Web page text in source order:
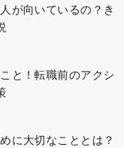
が向いているの？き
と！転職前のアクシ
に大切なこととは？